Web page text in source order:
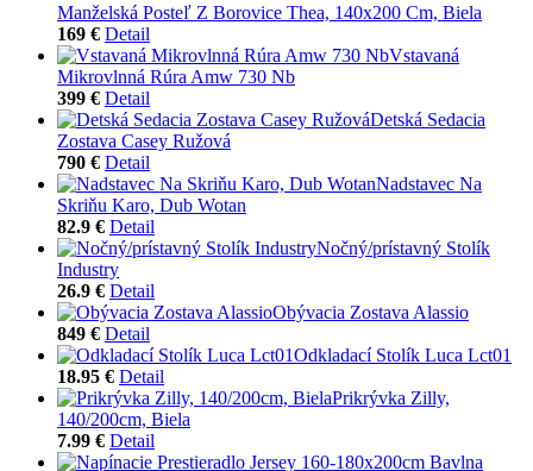
Manželská Posteľ Z Borovice Thea, 140x200 Cm, Biela
169 € Detail
Vstavaná
Mikrovlnná Rúra Amw 730 Nb
399 € Detail
Detská Sedacia
Zostava Casey Ružová
790 € Detail
Nadstavec Na
Skriňu Karo, Dub Wotan
82.9 € Detail
Nočný/prístavný Stolík
Industry
26.9 € Detail
Obývacia Zostava Alassio
849 € Detail
Odkladací Stolík Luca Lct01
18.95 € Detail
Prikrývka Zilly,
140/200cm, Biela
7.99 € Detail